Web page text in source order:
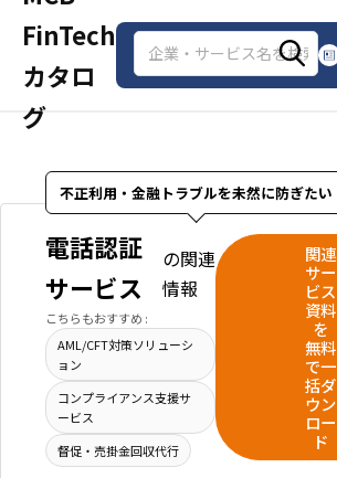
FinTech
カタロ
グ
不正利用・金融トラブルを未然に防ぎたい
電話認証
サービス
の関連
情報
こちらもおすすめ :
AML/CFT対策ソリューシ
ョン
コンプライアンス支援サ
ービス
督促・売掛金回収代行
関連
サー
ビス
資料
を
無料
で一
括ダ
ウン
ロー
ド